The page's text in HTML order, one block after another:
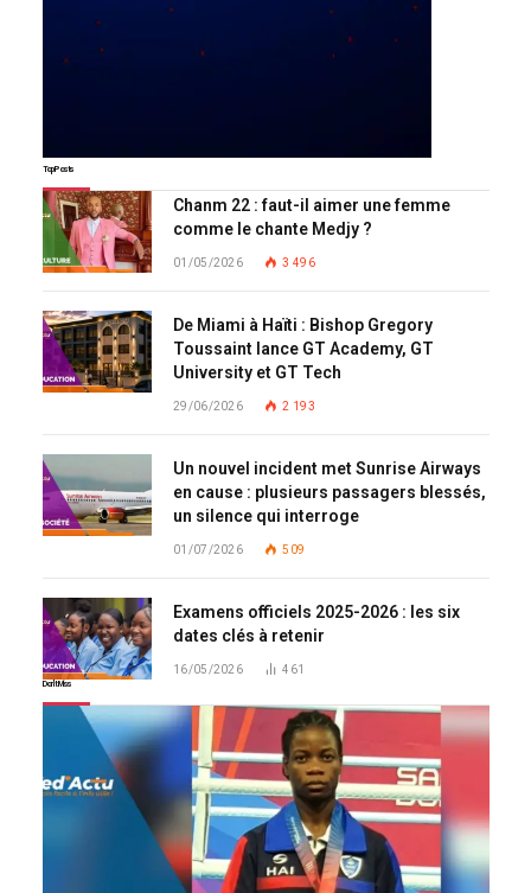
Top Posts
Chanm 22 : faut-il aimer une femme
comme le chante Medjy ?
01/05/2026 3 496
De Miami à Haïti : Bishop Gregory
Toussaint lance GT Academy, GT
University et GT Tech
29/06/2026 2 193
Un nouvel incident met Sunrise Airways
en cause : plusieurs passagers blessés,
un silence qui interroge
01/07/2026 509
Examens officiels 2025-2026 : les six
dates clés à retenir
16/05/2026 461
Don't Miss